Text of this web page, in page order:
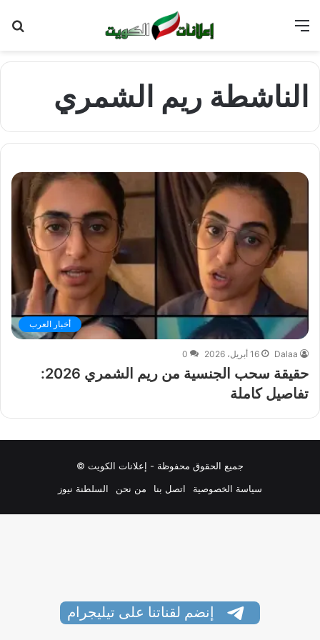
الناشطة ريم الشمري
أخبار العرب
Dalaa 16 أبريل، 2026 0
حقيقة سحب الجنسية من ريم الشمري 2026:
تفاصيل كاملة
جميع الحقوق محفوظة - إعلانات الكويت ©
سياسة الخصوصية
اتصل بنا من نحن السلطنة نيوز
إنضم لقناتنا على تيليجرام